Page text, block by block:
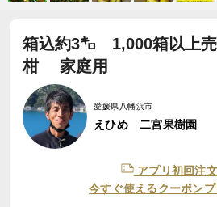
箱込約3㌔ 1,000箱以上
柑 家庭用
愛媛県八幡浜市
えひめ 二宮果樹園
アプリ初回注
今すぐ使えるクーポン